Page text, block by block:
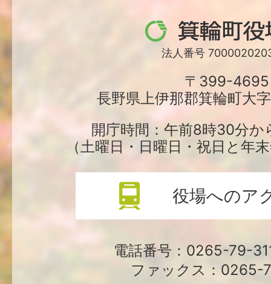
箕
輪
役
場
法人番号
〒399-4695
長野県上伊那郡箕輪町大
開庁時間：午前8時30分か
（土曜日・日曜日・祝日と年
役場へのア
電話番号：0265-79-
ファックス：0265-